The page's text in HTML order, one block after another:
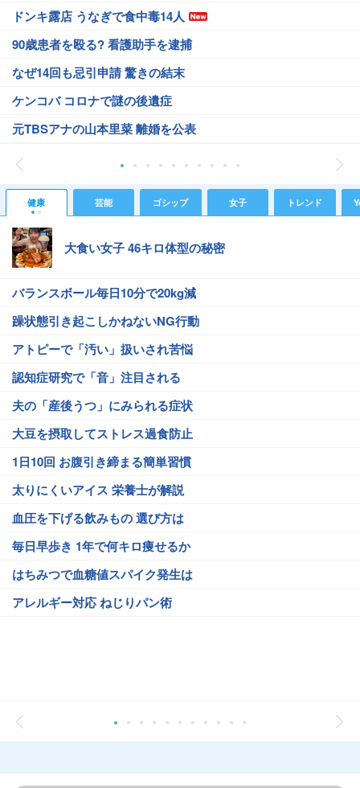
ドンキ露店 うなぎで食中毒14人
90歳患者を殴る? 看護助手を逮捕
なぜ14回も忌引申請 驚きの結末
ケンコバ コロナで謎の後遺症
元TBSアナの山本里菜 離婚を公表
健康 芸能 ゴシップ 女子 トレンド
大食い女子 46キロ体型の秘密
バランスボール毎日10分で20kg減
躁状態引き起こしかねないNG行動
アトピーで「汚い」扱いされ苦悩
認知症研究で「音」注目される
夫の「産後うつ」にみられる症状
大豆を摂取してストレス過食防止
1日10回 お腹引き締まる簡単習慣
太りにくいアイス 栄養士が解説
血圧を下げる飲みもの 選び方は
毎日早歩き 1年で何キロ痩せるか
はちみつで血糖値スパイク発生は
アレルギー対応 ねじりパン術